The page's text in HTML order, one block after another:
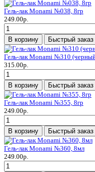
Гель-лак Monami №038, 8гр
249.00р.
В корзину Быстрый заказ
Гель-лак Monami №310
315.00р.
В корзину Быстрый заказ
Гель-лак Monami №355, 8гр
249.00р.
В корзину Быстрый заказ
Гель-лак Monami №360, 8мл
249.00р.